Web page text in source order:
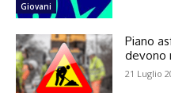
Giovani
Piano
devono
21 Luglio